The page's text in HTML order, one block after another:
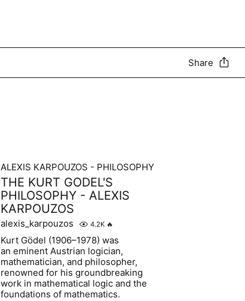
Share
ALEXIS KARPOUZOS - PHILOSOPHY
THE KURT GODEL'S
PHILOSOPHY - ALEXIS
KARPOUZOS
alexis_karpouzos 4.2K 🔥
Kurt Gödel (1906–1978) was
an eminent Austrian logician,
mathematician, and philosopher,
renowned for his groundbreaking
work in mathematical logic and the
foundations of mathematics.